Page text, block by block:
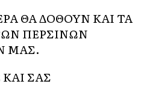
ΘΑ ΔΟΘΟΥΝ ΚΑΙ ΤΑ
ΠΕΡΣΙΝΩΝ
ΜΑΣ.
ΣΑΣ